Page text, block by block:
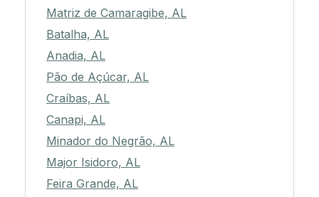
Matriz de Camaragibe, AL
Batalha, AL
Anadia, AL
Pão de Açúcar, AL
Craíbas, AL
Canapi, AL
Minador do Negrão, AL
Major Isidoro, AL
Feira Grande, AL